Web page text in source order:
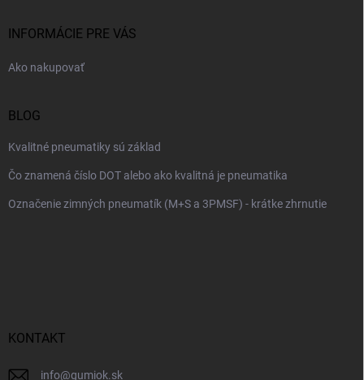
INFORMÁCIE PRE VÁS
Ako nakupovať
BLOG
Kvalitné pneumatiky sú základ
Čo znamená číslo DOT alebo ako kvalitná je pneumatika
Označenie zimných pneumatík (M+S a 3PMSF) - krátke zhrnutie
KONTAKT
info@gumiok.sk